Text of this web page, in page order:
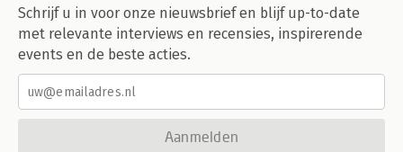
Schrijf u in voor onze nieuwsbrief en blijf up-to-date
met relevante interviews en recensies, inspirerende
events en de beste acties.
Aanmelden